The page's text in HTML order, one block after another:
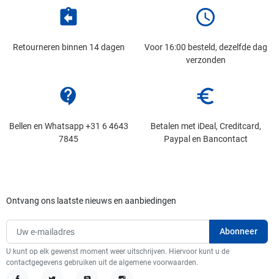
assignment_return
Retourneren binnen 14 dagen
schedule
Voor 16:00 besteld, dezelfde dag
verzonden
contact_support
Bellen en Whatsapp +31 6 4643
7845
euro_symbol
Betalen met iDeal, Creditcard,
Paypal en Bancontact
Ontvang ons laatste nieuws en aanbiedingen
U kunt op elk gewenst moment weer uitschrijven. Hiervoor kunt u de
contactgegevens gebruiken uit de algemene voorwaarden.